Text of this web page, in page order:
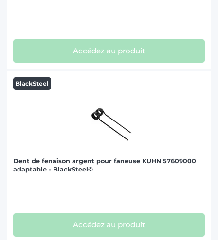
Accédez au produit
BlackSteel
Dent de fenaison argent pour faneuse KUHN 57609000
adaptable - BlackSteel©
Accédez au produit